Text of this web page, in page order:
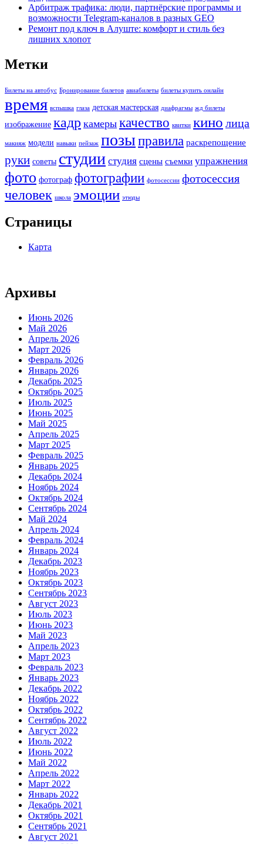
Арбитраж трафика: люди, партнёрские программы и
возможности Telegram-каналов в разных GEO
Ремонт под ключ в Алуште: комфорт и стиль без
лишних хлопот
Метки
Билеты на автобус Бронирование билетов авиабилеты билеты купить онлайн
время вспышка глаза детская мастерская диафрагмы жд билеты
изображение кадр камеры качество квитки кино лица
макияж модели навыки пейзаж позыправила раскрепощение
руки советы студии студия сцены съемки упражнения
фото фотограф фотографии фотосессии фотосессия
человек школа эмоции этюды
Страницы
Карта
Архивы
Июнь 2026
Май 2026
Апрель 2026
Март 2026
Февраль 2026
Январь 2026
Декабрь 2025
Октябрь 2025
Июль 2025
Июнь 2025
Май 2025
Апрель 2025
Март 2025
Февраль 2025
Январь 2025
Декабрь 2024
Ноябрь 2024
Октябрь 2024
Сентябрь 2024
Май 2024
Апрель 2024
Февраль 2024
Январь 2024
Декабрь 2023
Ноябрь 2023
Октябрь 2023
Сентябрь 2023
Август 2023
Июль 2023
Июнь 2023
Май 2023
Апрель 2023
Март 2023
Февраль 2023
Январь 2023
Декабрь 2022
Ноябрь 2022
Октябрь 2022
Сентябрь 2022
Август 2022
Июль 2022
Июнь 2022
Май 2022
Апрель 2022
Март 2022
Январь 2022
Декабрь 2021
Октябрь 2021
Сентябрь 2021
Август 2021